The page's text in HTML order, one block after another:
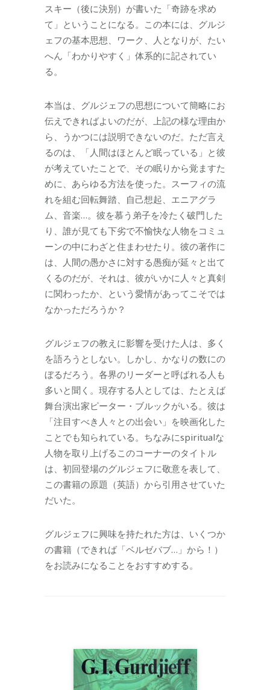
スキー（後に決別）が書いた「奇跡を求め
て」ということになる。この本には、グルジ
ェフの基本思想、ワーク、人となりが、たい
へん「わかりやすく」体系的に記されてい
る。
本当は、グルジェフの思想について簡略にお
伝えできればよいのだが、上記の様な理由か
ら、うかつには説明できないのだ。ただ言え
るのは、「人間はほとんど眠っている」と彼
が考えていたことで、その眠りから覚ますた
めに、あらゆる方法を使った。スーフィの流
れを組む回転舞踏、自己想起、エニアグラ
ム、音楽…。彼を慕う弟子を冷たく破門した
り、誰が見ても下劣で不愉快な人物をコミュ
ーンの中にわざと住まわせたり。彼の著作に
は、人間の愚かさに対する愚痴が延々と出て
くるのだが、それは、彼がいかに人々と真剣
に関わったか、という愛情があってこそでは
なかっただろうか？
グルジェフの教えに影響を受けた人は、多く
を語ろうとしない。しかし、かなりの数にの
ぼるだろう。各界のリーダーと呼ばれる人も
多いと聞く。現存する人としては、たとえば
舞台演出家ピーター・ブルックがいる。彼は
「注目すべき人々との出会い」を映画化した
ことでも知られている。ちなみにspiritualな
人物を取り上げるこのコーナーのタイトル
は、初回登場のグルジェフに敬意を表して、
この書籍の原題（英語）から引用させていた
だいた。
グルジェフに興味を持たれた方は、いくつか
の書籍（できれば「ベルゼバブ…」から！）
をお読みになることをおすすめする。